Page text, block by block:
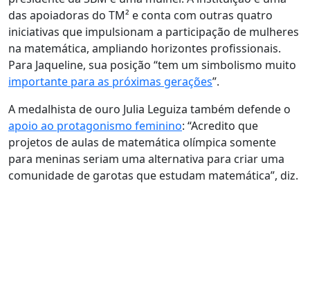
das apoiadoras do TM² e conta com outras quatro
iniciativas que impulsionam a participação de mulheres
na matemática, ampliando horizontes profissionais.
Para Jaqueline, sua posição “tem um simbolismo muito
importante para as próximas gerações”.
A medalhista de ouro Julia Leguiza também defende o
apoio ao protagonismo feminino: “Acredito que
projetos de aulas de matemática olímpica somente
para meninas seriam uma alternativa para criar uma
comunidade de garotas que estudam matemática”, diz.